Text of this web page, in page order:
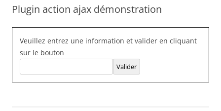
Plugin action ajax démonstration
Veuillez entrez une information et valider en cliquant
sur le bouton
Valider